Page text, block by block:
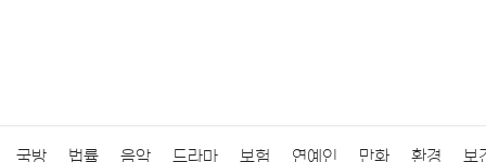
국방 법률 음악 드라마 보험 연예인 만화 환경 보